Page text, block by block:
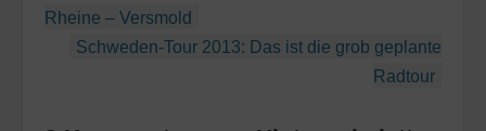
Rheine – Versmold
Schweden-Tour 2013: Das ist die grob geplante
Radtour